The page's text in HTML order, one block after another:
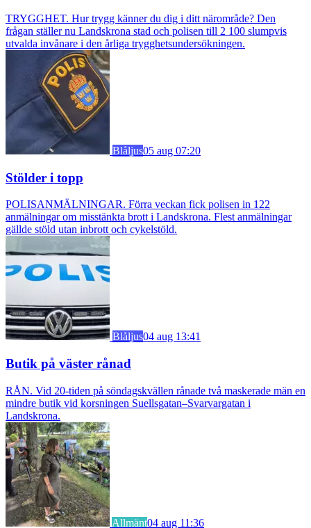
TRYGGHET. Hur trygg känner du dig i ditt närområde? Den
frågan ställer nu Landskrona stad och polisen till 2 100 slumpvis
utvalda invånare i den årliga trygghetsundersökningen.
Blåljus05 aug 07:20
Stölder i topp
POLISANMÄLNINGAR. Förra veckan fick polisen in 122
anmälningar om misstänkta brott i Landskrona. Flest anmälningar
gällde stöld utan inbrott och cykelstöld.
Blåljus04 aug 13:41
Butik på väster rånad
RÅN. Vid 20-tiden på söndagskvällen rånade två maskerade män en
mindre butik vid korsningen Suellsgatan–Svarvargatan i
Landskrona.
Allmänt04 aug 11:36